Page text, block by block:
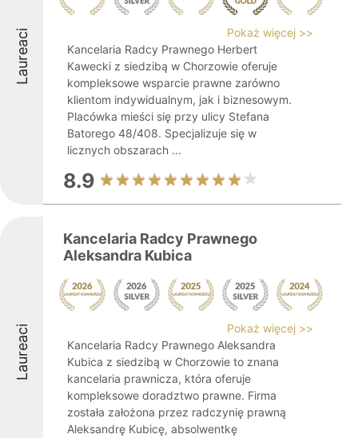
Laureaci
Pokaż więcej >>
Kancelaria Radcy Prawnego Herbert
Kawecki z siedzibą w Chorzowie oferuje
kompleksowe wsparcie prawne zarówno
klientom indywidualnym, jak i biznesowym.
Placówka mieści się przy ulicy Stefana
Batorego 48/408. Specjalizuje się w
licznych obszarach ...
8.9
Laureaci
Kancelaria Radcy Prawnego
Aleksandra Kubica
Pokaż więcej >>
Kancelaria Radcy Prawnego Aleksandra
Kubica z siedzibą w Chorzowie to znana
kancelaria prawnicza, która oferuje
kompleksowe doradztwo prawne. Firma
została założona przez radczynię prawną
Aleksandrę Kubicę, absolwentkę